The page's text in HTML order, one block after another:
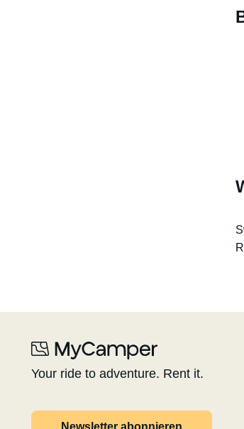
Your ride to adventure. Rent it.
Newsletter abonnieren